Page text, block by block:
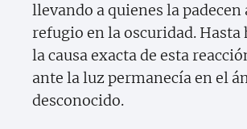
llevando a quienes la padecen
refugio en la oscuridad. Hasta
la causa exacta de esta
ante la luz permanecía en el
desconocido.